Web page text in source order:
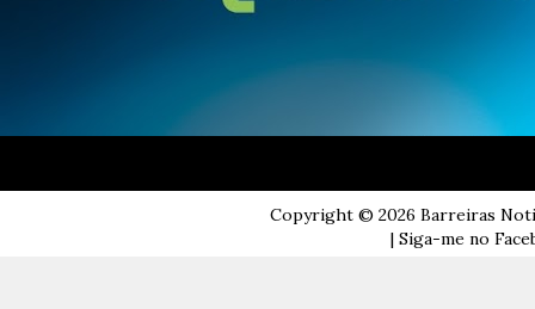
Copyright © 2026 Barreiras
| Siga-me no